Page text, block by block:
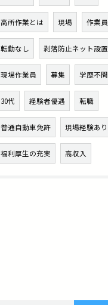
高所作業とは 現場 作業員
転勤なし 剥落防止ネット設置
現場作業員 募集 学歴不問
30代 経験者優遇 転職
普通自動車免許 現場経験あり
福利厚生の充実 高収入